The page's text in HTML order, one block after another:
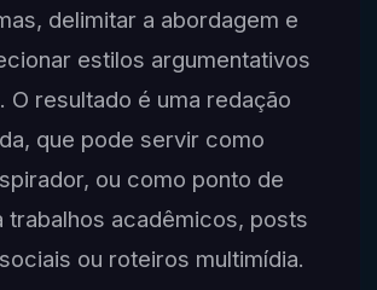
delimitar a abordagem e
estilos argumentativos
O resultado é uma redação
que pode servir como
ou como ponto de
trabalhos acadêmicos, posts
ou roteiros multimídia.